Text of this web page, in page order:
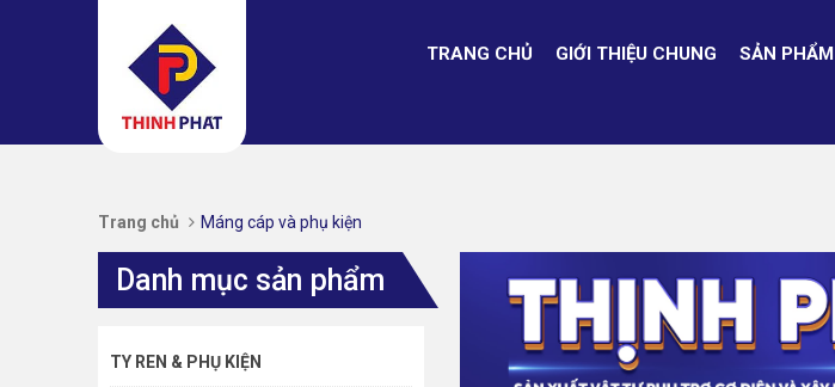
TRANG CHỦ GIỚI THIỆU CHUNG SẢN PHẨM
Trang chủ Máng cáp và phụ kiện
Danh mục sản phẩm
TY REN & PHỤ KIỆN